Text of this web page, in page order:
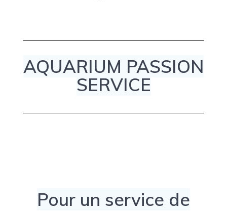
AQUARIUM PASSION
SERVICE
Pour un service de